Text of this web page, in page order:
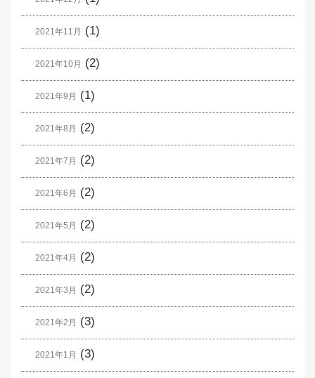
2021年11月 (1)
2021年10月 (2)
2021年9月 (1)
2021年8月 (2)
2021年7月 (2)
2021年6月 (2)
2021年5月 (2)
2021年4月 (2)
2021年3月 (2)
2021年2月 (3)
2021年1月 (3)